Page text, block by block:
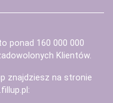
ponad 160 000 000
Klientów.
znajdziesz na stronie
: